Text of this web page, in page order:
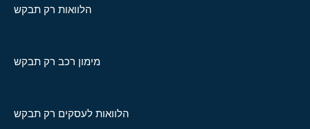
הלוואות רק תבקש
מימון רכב רק תבקש
הלוואות לעסקים רק תבקש